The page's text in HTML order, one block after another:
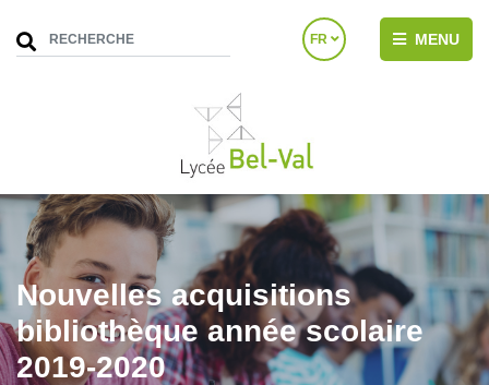
FR MENU
Nouvelles acquisitions
bibliothèque année scolaire
2019-2020